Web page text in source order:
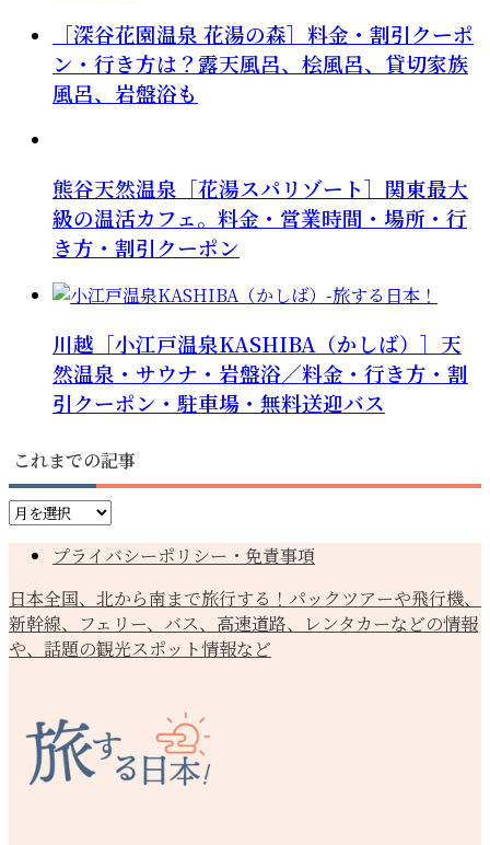
［深谷花園温泉 花湯の森］料金・割引クーポ
ン・行き方は？露天風呂、桧風呂、貸切家族
風呂、岩盤浴も
熊谷天然温泉［花湯スパリゾート］関東最大
級の温活カフェ。料金・営業時間・場所・行
き方・割引クーポン
川越［小江戸温泉KASHIBA（かしば）］天
然温泉・サウナ・岩盤浴／料金・行き方・割
引クーポン・駐車場・無料送迎バス
これまでの記事
こ
で
の
記
事
プライバシーポリシー・免責事項
日本全国、北から南まで旅行する！パックツアーや飛行機、
新幹線、フェリー、バス、高速道路、レンタカーなどの情報
や、話題の観光スポット情報など